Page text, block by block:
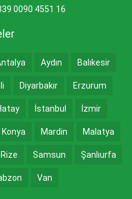
0090 4551 16
Aydın Balıkesir
Diyarbakır Erzurum
İstanbul İzmir
Konya Mardin Malatya
Rize Samsun Şanlıurfa
Van